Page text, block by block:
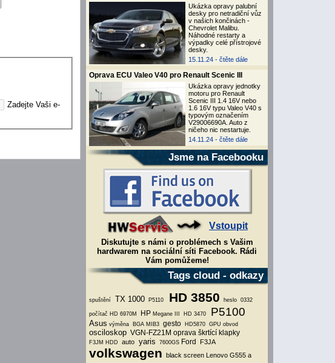
Ukázka opravy palubní
desky pro netradiční vůz
v našich končinách -
Chevrolet Malibu.
Náhodné restarty a
výpadky celé přístrojové
desky.
15.11.24 - čtěte dále
Oprava ECU Valeo V40 pro Renault Scenic III
Ukázka opravy jednotky
motoru pro Renault
Scenic III 1.4 16V nebo
1.6 16V typu Valeo V40 s
typovým označením
V29006690A. Auto z
ničeho nic nestartuje.
14.11.24 - čtěte dále
Jsme na Facebooku
Vstoupit
Diskutujte s námi o problémech s Vašim
hardwarem na sociální síti Facebook. Rádi
Vám pomůžeme!
Tags cloud - odkazy
spuštění TX 1000 P5110 HD 3850 heslo 0332
počítač HD 6970M HP Megane III HD 3470 P5100
Asus výměna BGA MIB3 gesto HD5870 GPU obvod
osciloskop VGN-FZ21M oprava škrtící klapky
F3JM HDD auto yaris 7600GS Ford F3JA
volkswagen black screen Lenovo G555 a
Zadejte Vaši e-